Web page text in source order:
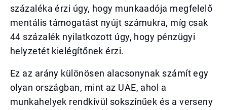
százaléka érzi úgy, hogy munkaadója megfelelő
mentális támogatást nyújt számukra, míg csak
44 százalék nyilatkozott úgy, hogy pénzügyi
helyzetét kielégítőnek érzi.
Ez az arány különösen alacsonynak számít egy
olyan országban, mint az UAE, ahol a
munkahelyek rendkívül sokszínűek és a verseny